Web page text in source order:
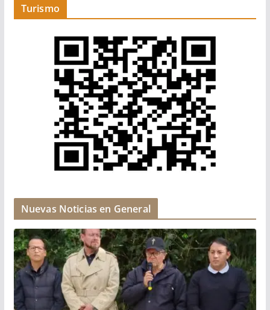
Turismo
Nuevas Noticias en General